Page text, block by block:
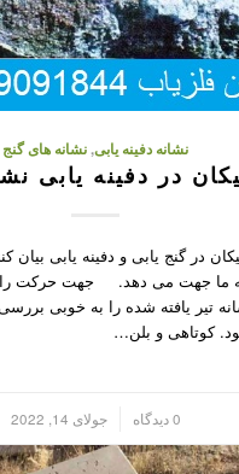
نشانه دفینه یابی,نشانه های گنج
در دفینه یابی
در گنج یابی و دفینه یابی
به ما جهت می دهد. جهت حرکت
تیر یافته شده را به خوبی
کوتاهی و بلن…
0 دیدگاه جولای 14, 2022